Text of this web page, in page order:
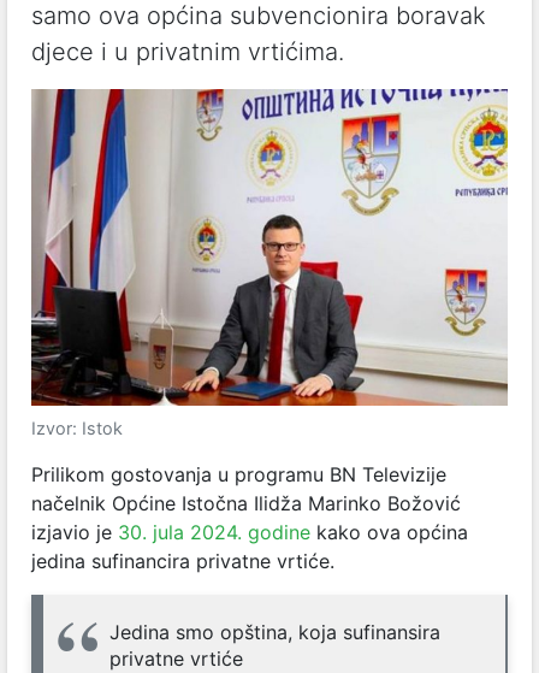
samo ova općina subvencionira boravak
djece i u privatnim vrtićima.
Izvor: Istok
Prilikom gostovanja u programu BN Televizije
načelnik Općine Istočna Ilidža Marinko Božović
izjavio je 30. jula 2024. godine kako ova općina
jedina sufinancira privatne vrtiće.
Jedina smo opština, koja sufinansira
privatne vrtiće